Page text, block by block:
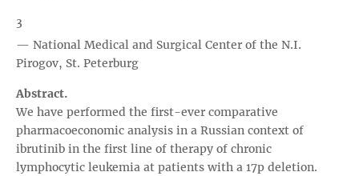
3
— National Medical and Surgical Center of the N.I.
Pirogov, St. Peterburg
Abstract.
We have performed the first-ever comparative
pharmacoeconomic analysis in a Russian context of
ibrutinib in the first line of therapy of chronic
lymphocytic leukemia at patients with a 17p deletion.